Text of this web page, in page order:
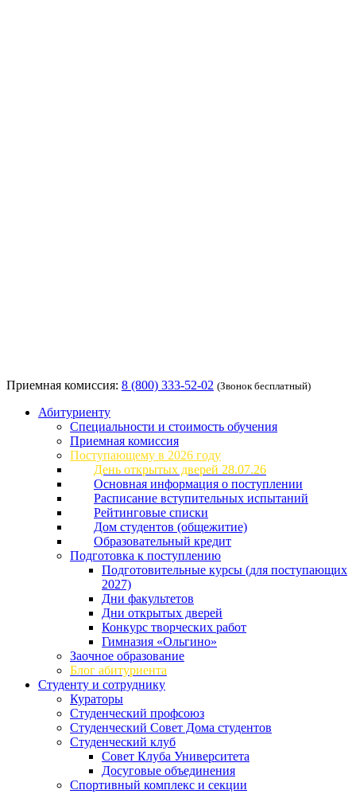
Приемная комиссия: 8 (800) 333-52-02 (Звонок бесплатный)
Абитуриенту
Специальности и стоимость обучения
Приемная комиссия
Поступающему в 2026 году
День открытых дверей 28.07.26
Основная информация о поступлении
Расписание вступительных испытаний
Рейтинговые списки
Дом студентов (общежитие)
Образовательный кредит
Подготовка к поступлению
Подготовительные курсы (для поступающих
2027)
Дни факультетов
Дни открытых дверей
Конкурс творческих работ
Гимназия «Ольгино»
Заочное образование
Блог абитуриента
Студенту и сотруднику
Кураторы
Студенческий профсоюз
Студенческий Совет Дома студентов
Студенческий клуб
Совет Клуба Университета
Досуговые объединения
Спортивный комплекс и секции